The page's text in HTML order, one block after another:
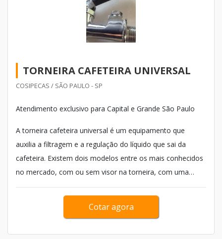
TORNEIRA CAFETEIRA UNIVERSAL
COSIPECAS / SÃO PAULO - SP
Atendimento exclusivo para Capital e Grande São Paulo
A torneira cafeteira universal é um equipamento que
auxilia a filtragem e a regulação do líquido que sai da
cafeteira. Existem dois modelos entre os mais conhecidos
no mercado, com ou sem visor na torneira, com uma
rosca padrão que tem 1/2 polegada, 4 anéis de silicone e
dois visores de 300 mm. A utiliza&cced...
Cotar agora